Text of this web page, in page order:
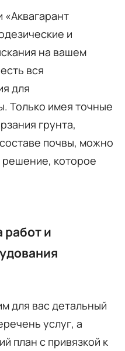
и
на вашем
вся
для
Только имея точные
грунта,
почвы, можно
которое
работ и
для вас детальный
услуг, а
план с привязкой к